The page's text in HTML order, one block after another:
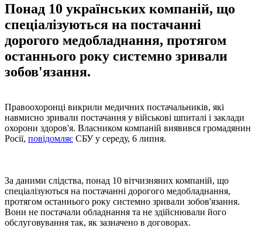
Понад 10 українських компаній, що
спеціалізуються на постачанні
дорогого медобладнання, протягом
останнього року системно зривали
зобов'язання.
Правоохоронці викрили медичних постачальників, які
навмисно зривали постачання у військові шпиталі і заклади
охорони здоров'я. Власником компаній виявився громадянин
Росії, повідомляє СБУ у середу, 6 липня.
За даними слідства, понад 10 вітчизняних компаній, що
спеціалізуються на постачанні дорогого медобладнання,
протягом останнього року системно зривали зобов'язання.
Вони не постачали обладнання та не здійснювали його
обслуговування так, як зазначено в договорах.